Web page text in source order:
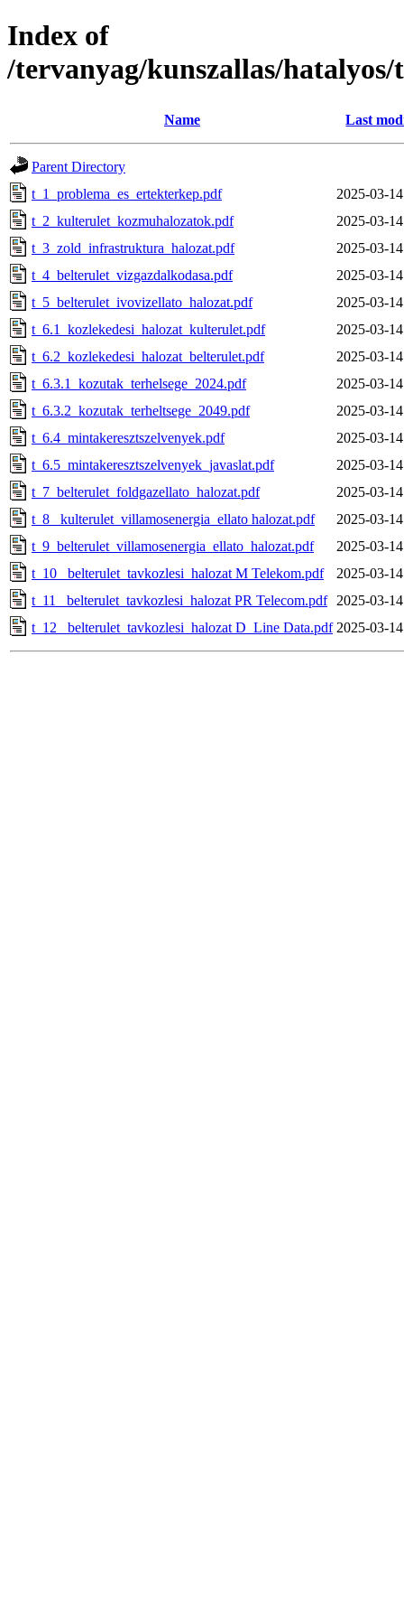
Index of
/tervanyag/kunszallas/
Name Last
Parent Directory
t_1_problema_es_ertekterkep.pdf
2025-03-
t_2_kulterulet_kozmuhalozatok.pdf
2025-03-
t_3_zold_infrastruktura_halozat.pdf
2025-03-
t_4_belterulet_vizgazdalkodasa.pdf
2025-03-
t_5_belterulet_ivovizellato_halozat.pdf
2025-03-
t_6.1_kozlekedesi_halozat_kulterulet.pdf
2025-03-
t_6.2_kozlekedesi_halozat_belterulet.pdf
2025-03-
t_6.3.1_kozutak_terhelsege_2024.pdf
2025-03-
t_6.3.2_kozutak_terheltsege_2049.pdf
2025-03-
t_6.4_mintakeresztszelvenyek.pdf
2025-03-
t_6.5_mintakeresztszelvenyek_javaslat.pdf
2025-03-
t_7_belterulet_foldgazellato_halozat.pdf
2025-03-
t_8_ kulterulet_villamosenergia_ellato halozat.pdf
2025-03-
t_9_belterulet_villamosenergia_ellato_halozat.pdf
2025-03-
t_10_ belterulet_tavkozlesi_halozat M Telekom.pdf
2025-03-
t_11_ belterulet_tavkozlesi_halozat PR Telecom.pdf
2025-03-
t_12_ belterulet_tavkozlesi_halozat D_Line Data.pdf 2025-03-